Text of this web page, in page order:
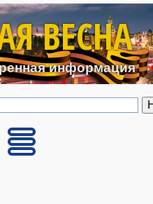
Перейти к основному
ВЕСНА
информация